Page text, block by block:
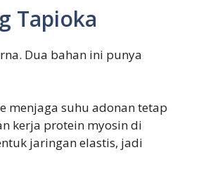
Tapioka
Dua bahan ini punya
menjaga suhu adonan tetap
kerja protein myosin di
jaringan elastis, jadi